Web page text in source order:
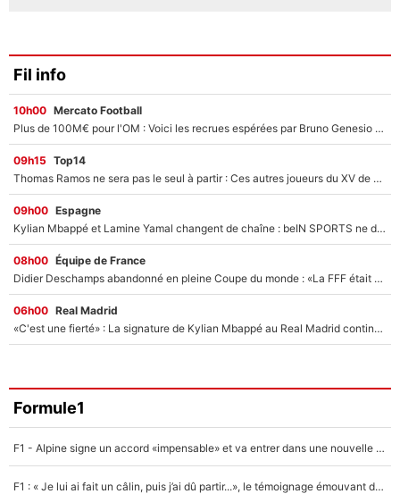
Fil info
10h00 Mercato Football
Plus de 100M€ pour l'OM : Voici les recrues espérées par Bruno Genesio et Grégory Lorenzi après l’opération dégraissage
09h15 Top14
Thomas Ramos ne sera pas le seul à partir : Ces autres joueurs du XV de France pourraient aussi quitter le Stade Toulousain, un club de Top 14 est déjà sur les rangs
09h00 Espagne
Kylian Mbappé et Lamine Yamal changent de chaîne : beIN SPORTS ne digère pas cette décision historique et prédit un fiasco pour la Liga
08h00 Équipe de France
Didier Deschamps abandonné en pleine Coupe du monde : «La FFF était déjà passée à Zinedine Zidane»
06h00 Real Madrid
«C'est une fierté» : La signature de Kylian Mbappé au Real Madrid continue de régaler l'Espagne
Formule1
F1 - Alpine signe un accord «impensable» et va entrer dans une nouvelle dimension : Grande nouvelle pour Pierre Gasly !
F1 : « Je lui ai fait un câlin, puis j’ai dû partir...», le témoignage émouvant de Max Verstappen sur sa fille